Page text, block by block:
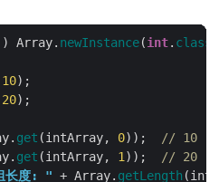
Array. newInstance(int. class
10
20
get (intArray, 0));
// 10
get (intArray, 1 ));
// 20
长度: " + Array. getLength